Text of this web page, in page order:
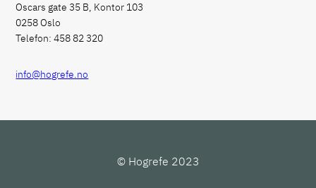
Oscars gate 35 B, Kontor 103
0258 Oslo
Telefon: 458 82 320
info@hogrefe.no
© Hogrefe 2023